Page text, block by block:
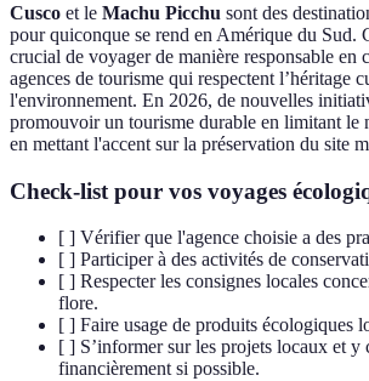
Cusco et le Machu Picchu sont des
pour quiconque se rend en Amérique du Sud.
crucial de voyager de manière responsable en
agences de tourisme qui respectent l’héritage
l'environnement. En 2026, de nouvelles
promouvoir un tourisme durable en limitant le
en mettant l'accent sur la préservation du site
Check-list pour vos voyages
[ ] Vérifier que l'agence choisie a des
[ ] Participer à des activités de
[ ] Respecter les consignes locales
flore.
[ ] Faire usage de produits écologiques
[ ] S’informer sur les projets locaux et y
financièrement si possible.